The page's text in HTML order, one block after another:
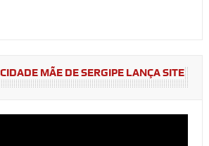
MÃE DE SERGIPE LANÇA SITE